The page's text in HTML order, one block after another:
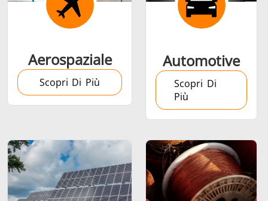
Generatore &
Controllore
Generatori ad
Induzione
Serie SH
Teste di
riscaldamento
Induction
Aerospaziale
Scopri Di Più
Automotive
Scopri Di
Più